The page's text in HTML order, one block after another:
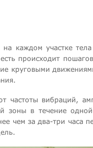
каждом участке
происходит
круговыми
частоты вибраций,
зоны в течение
чем за два-три часа